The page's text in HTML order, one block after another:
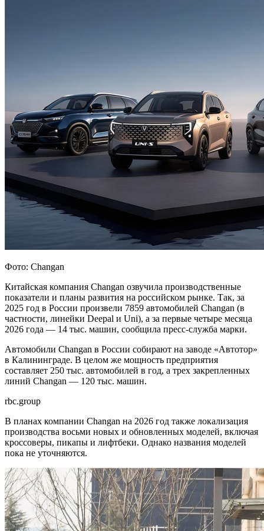
Фото: Changan
Китайская компания Changan озвучила производственные
показатели и планы развития на российском рынке. Так, за
2025 год в России произвели 7859 автомобилей Changan (в
частности, линейки Deepal и Uni), а за первые четыре месяца
2026 года — 14 тыс. машин, сообщила пресс-служба марки.
Автомобили Changan в России собирают на заводе «Автотор»
в Калининграде. В целом же мощность предприятия
составляет 250 тыс. автомобилей в год, а трех закрепленных
линий Changan — 120 тыс. машин.
rbc.group
В планах компании Changan на 2026 год также локализация
производства восьми новых и обновленных моделей, включая
кроссоверы, пикапы и лифтбеки. Однако названия моделей
пока не уточняются.